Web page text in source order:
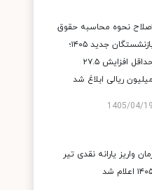
اصلاح نحوه محاسبه حقوق
بازنشستگان جدید ۱۴۰۵؛
حداقل افزایش ۲۷.۵
میلیون ریالی ابلاغ شد
1405/04/19
واریز یارانه نقدی تیر
اعلام شد